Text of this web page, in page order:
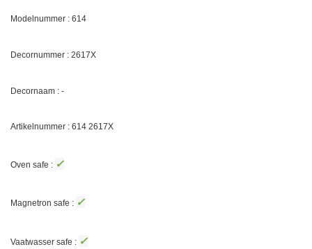
Modelnummer : 614
Decornummer : 2617X
Decornaam : -
Artikelnummer : 614 2617X
Oven safe : ✓
Magnetron safe : ✓
Vaatwasser safe : ✓